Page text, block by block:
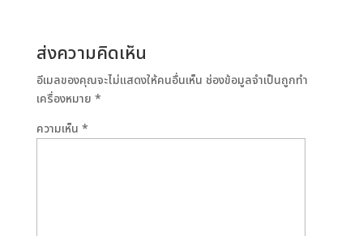
ส่งความคิดเห็น
อีเมลของคุณจะไม่แสดงให้คนอื่นเห็น ช่องข้อมูลจำเป็นถูกทำ
เครื่องหมาย *
ความเห็น *